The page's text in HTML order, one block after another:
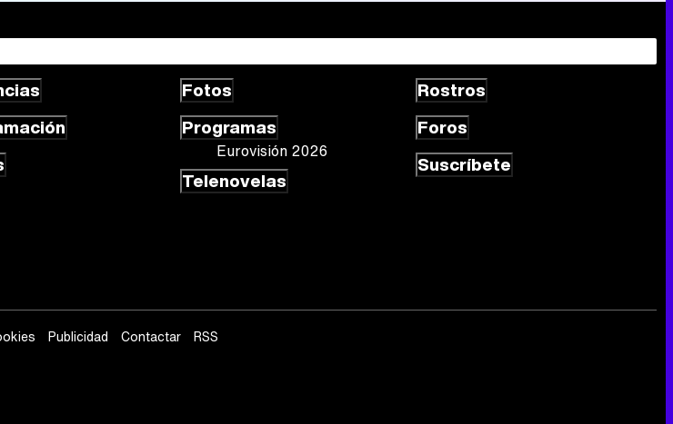
Fotos
Programas
Eurovisión 2026
Telenovelas
Rostros
Foros
Suscríbete
Publicidad Contactar
RSS